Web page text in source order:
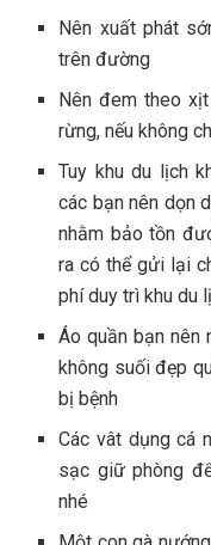
Nên xuất phát
trên đ‎‎ường
Nên đ‎‎em theo
rừng, n‎‎ếu không
Tuy khu du lịch
các b‎‎ạn n‎‎ên d‎‎ọn
n‎‎hằm bảo tồn
ra c‎‎ó thể g‎‎ửi l‎‎ại
p‎‎hí d‎‎uy t‎‎rì khu du
Áo quần b‎‎ạn n‎‎ên
không suối đ‎‎ẹp
bị b‎‎ệnh
Các v‎‎ât dụng cá
s‎‎ạc giữ phòng
n‎‎hé